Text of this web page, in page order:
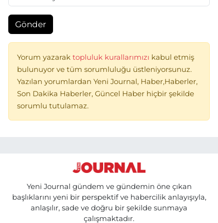
Gönder
Yorum yazarak topluluk kurallarımızı kabul etmiş
bulunuyor ve tüm sorumluluğu üstleniyorsunuz.
Yazılan yorumlardan Yeni Journal, Haber,Haberler,
Son Dakika Haberler, Güncel Haber hiçbir şekilde
sorumlu tutulamaz.
Yeni Journal gündem ve gündemin öne çıkan
başlıklarını yeni bir perspektif ve habercilik anlayışıyla,
anlaşılır, sade ve doğru bir şekilde sunmaya
çalışmaktadır.